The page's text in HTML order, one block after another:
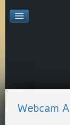
Webcam